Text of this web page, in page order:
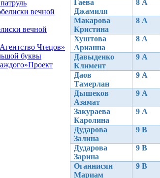
вечной
Чтецов»
буквы
Проект
Гаева
Джамиля
8 А
Макарова
Кристина
8 А
Хуштова
Арианна
8 А
Давыденко
Климент
9 А
Даов
Тамерлан
9 А
Дышеков
Азамат
9 А
Закураева
Каролина
9 А
Дударова
Залина
9 В
Дударова
Зарина
9 В
Оганнисян
Мариам
9 В